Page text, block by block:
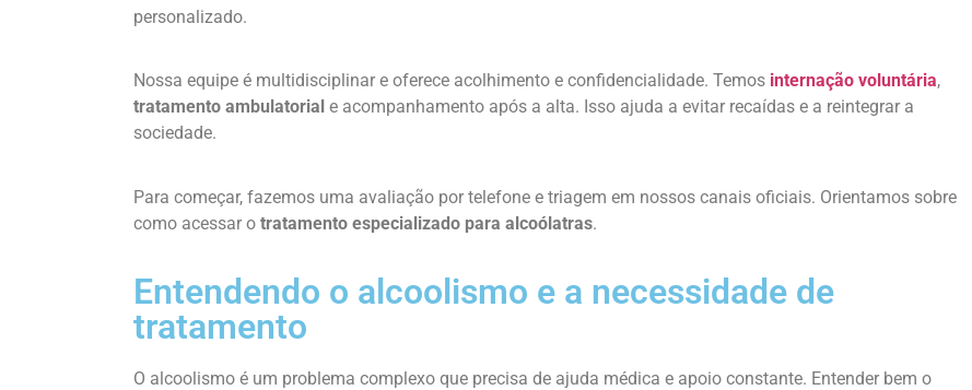
personalizado.
Nossa equipe é multidisciplinar e oferece acolhimento e confidencialidade. Temos internação voluntária,
tratamento ambulatorial e acompanhamento após a alta. Isso ajuda a evitar recaídas e a reintegrar a
sociedade.
Para começar, fazemos uma avaliação por telefone e triagem em nossos canais oficiais. Orientamos sobre
como acessar o tratamento especializado para alcoólatras.
Entendendo o alcoolismo e a necessidade de
tratamento
O alcoolismo é um problema complexo que precisa de ajuda médica e apoio constante. Entender bem o